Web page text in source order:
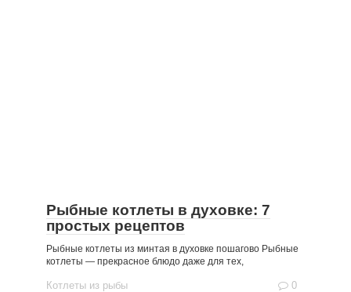
Рыбные котлеты в духовке: 7
простых рецептов
Рыбные котлеты из минтая в духовке пошагово Рыбные
котлеты — прекрасное блюдо даже для тех,
Котлеты из рыбы 0